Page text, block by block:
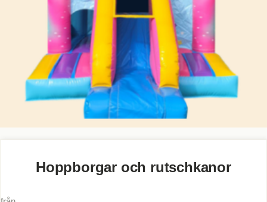
Hoppborgar och rutschkanor